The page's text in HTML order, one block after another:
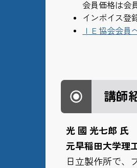
会員価格は会
インボイス登
ＩＥ協会会員
講師
光 國 光七郎 氏
元早稲田大学理
日立製作所で、